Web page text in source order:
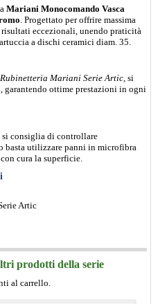
Mariani Monocomando Vasca
. Progettato per offrire massima
eccezionali, unendo praticità
a dischi ceramici diam. 35.
Rubinetteria Mariani Serie Artic, si
garantendo ottime prestazioni in ogni
si consiglia di controllare
basta utilizzare panni in microfibra
cura la superficie.
Artic
prodotti della serie
al carrello.